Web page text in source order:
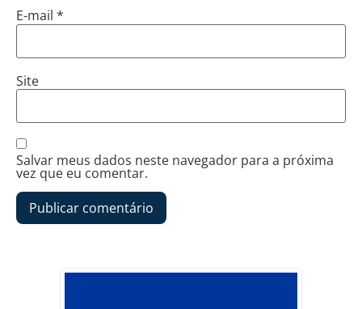
E-mail *
Site
Salvar meus dados neste navegador para a próxima
vez que eu comentar.